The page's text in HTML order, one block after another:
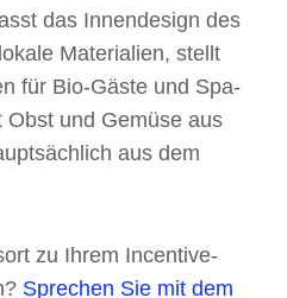
das Innendesign des
Materialien, stellt
für Bio-Gäste und Spa-
und Gemüse aus
aus dem
zu Ihrem Incentive-
Sprechen Sie mit dem